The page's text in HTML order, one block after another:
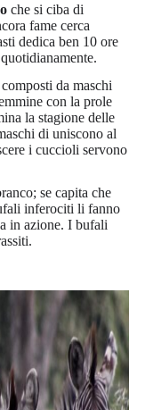
che si ciba di
fame cerca
dedica ben 10 ore
da maschi
con la prole
la stagione delle
di uniscono al
i cuccioli servono
se capita che
inferociti li fanno
in azione. I bufali